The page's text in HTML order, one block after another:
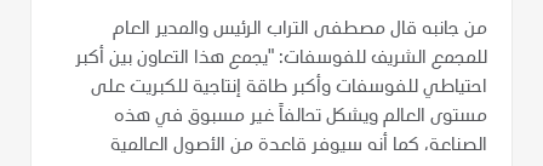
من جانبه قال مصطفى التراب الرئيس والمدير العام
للمجمع الشريف للفوسفات: "يجمع هذا التعاون بين أكبر
احتياطي للفوسفات وأكبر طاقة إنتاجية للكبريت على
مستوى العالم ويشكل تحالفاً غير مسبوق في هذه
الصناعة، كما أنه سيوفر قاعدة من الأصول العالمية